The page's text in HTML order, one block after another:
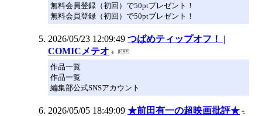
無料会員登録（初回）で50ptプレゼント！
無料会員登録（初回）で50ptプレゼント！
2026/05/23 12:09:49 つばめティップオフ！ |
COMICメテオ
作品一覧
作品一覧
編集部公式SNSアカウント
2026/05/05 18:49:09 ★前田有一の超映画批評★